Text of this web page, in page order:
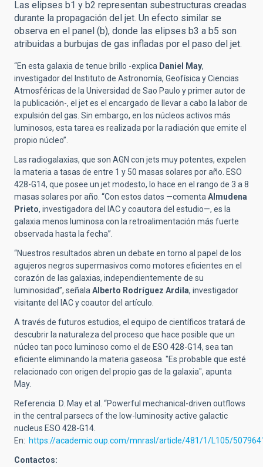
Las elipses b1 y b2 representan subestructuras creadas
durante la propagación del jet. Un efecto similar se
observa en el panel (b), donde las elipses b3 a b5 son
atribuidas a burbujas de gas infladas por el paso del jet.
“En esta galaxia de tenue brillo -explica Daniel May,
investigador del Instituto de Astronomía, Geofísica y Ciencias
Atmosféricas de la Universidad de Sao Paulo y primer autor de
la publicación-, el jet es el encargado de llevar a cabo la labor de
expulsión del gas. Sin embargo, en los núcleos activos más
luminosos, esta tarea es realizada por la radiación que emite el
propio núcleo”.
Las radiogalaxias, que son AGN con jets muy potentes, expelen
la materia a tasas de entre 1 y 50 masas solares por año. ESO
428-G14, que posee un jet modesto, lo hace en el rango de 3 a 8
masas solares por año. “Con estos datos —comenta Almudena
Prieto, investigadora del IAC y coautora del estudio—, es la
galaxia menos luminosa con la retroalimentación más fuerte
observada hasta la fecha”.
“Nuestros resultados abren un debate en torno al papel de los
agujeros negros supermasivos como motores eficientes en el
corazón de las galaxias, independientemente de su
luminosidad”, señala Alberto Rodríguez Ardila, investigador
visitante del IAC y coautor del artículo.
A través de futuros estudios, el equipo de científicos tratará de
descubrir la naturaleza del proceso que hace posible que un
núcleo tan poco luminoso como el de ESO 428-G14, sea tan
eficiente eliminando la materia gaseosa. "Es probable que esté
relacionado con origen del propio gas de la galaxia", apunta
May.
Referencia: D. May et al. “Powerful mechanical-driven outflows
in the central parsecs of the low-luminosity active galactic
nucleus ESO 428-G14.
En: https://academic.oup.com/mnrasl/article/481/1/L105/
Contactos: